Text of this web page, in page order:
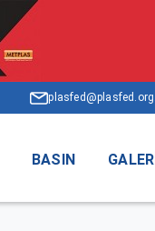
BASIN